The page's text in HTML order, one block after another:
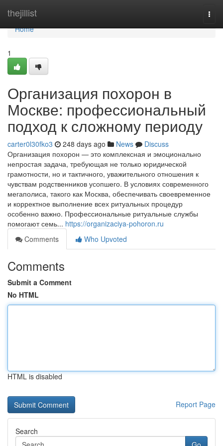
thejillist
Home
Home
1
Организация похорон в
Москве: профессиональный
подход к сложному периоду
carter0l30fko3 248 days ago News
Discuss
Организация похорон — это комплексная и эмоционально
непростая задача, требующая не только юридической
грамотности, но и тактичного, уважительного отношения к
чувствам родственников усопшего. В условиях современного
мегаполиса, такого как Москва, обеспечивать своевременное
и корректное выполнение всех ритуальных процедур
особенно важно. Профессиональные ритуальные службы
помогают семь... https://organizaciya-pohoron.ru
Comments
Who Upvoted
Comments
Submit a Comment
No HTML
HTML is disabled
Report Page
Search